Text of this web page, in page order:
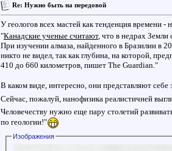
Re: Нужно быть на передовой
У геологов всех мастей как тенденция времени
"Канадские ученые считают, что в недрах
При изучении алмаза, найденного в Бразилии в
никто не видел, так как глубина, на которой,
410 до 660 километров, пишет The Guardian."
В каком виде, интересно, они представляют
Сейчас, пожалуй, нанофизика реалистичней
Человечеству нужно еще пару столетий
по геологии!"
Изображения